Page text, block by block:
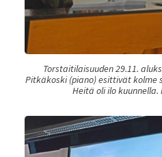
Torstaitilaisuuden 29.11.
Pitkäkoski (piano) esittivät
Heitä oli ilo kuunnella.